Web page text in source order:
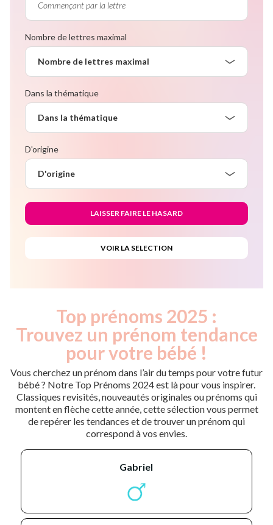
Nombre de lettres maximal
Nombre de lettres maximal
Dans la thématique
Dans la thématique
D'origine
D'origine
Top prénoms 2025 :
Trouvez un prénom tendance
pour votre bébé !
Vous cherchez un prénom dans l’air du temps pour votre futur
bébé ? Notre Top Prénoms 2024 est là pour vous inspirer.
Classiques revisités, nouveautés originales ou prénoms qui
montent en flèche cette année, cette sélection vous permet
de repérer les tendances et de trouver un prénom qui
correspond à vos envies.
gabriel